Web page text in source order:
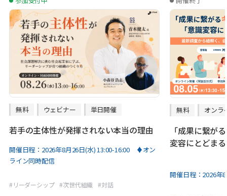
無料 ウェビナー 単日開催
若手の主体性が発揮されない本当の理由
開催日程： 2026年8月26日(水) 13:00-16:00 ♦オン
ライン同時配信
# リーダーシップ #次世代組織 #対話
無料 オンラ
「成果に繋が
変容にとどま
開催日程： 2026年